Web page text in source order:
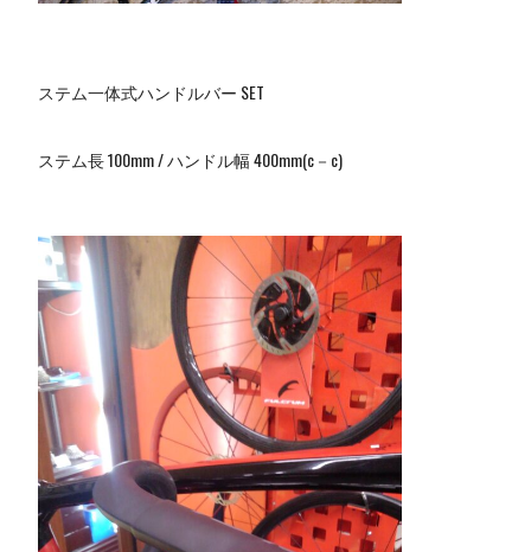
ステム一体式ハンドルバー SET
ステム長 100mm / ハンドル幅 400mm(c－c)